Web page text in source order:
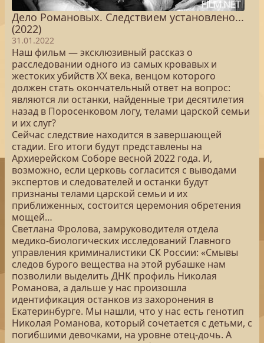
Дело Романовых. Следствием установлено...
(2022)
31.01.2022
Наш фильм — эксклюзивный рассказ о
расследовании одного из самых кровавых и
жестоких убийств XX века, венцом которого
должен стать окончательный ответ на вопрос:
являются ли останки, найденные три десятилетия
назад в Поросенковом логу, телами царской семьи
и их слуг?
Сейчас следствие находится в завершающей
стадии. Его итоги будут представлены на
Архиерейском Соборе весной 2022 года. И,
возможно, если церковь согласится с выводами
экспертов и следователей и останки будут
признаны телами царской семьи и их
приближенных, состоится церемония обретения
мощей…
Светлана Фролова, замруководителя отдела
медико-биологических исследований Главного
управления криминалистики СК России: «Смывы
следов бурого вещества на этой рубашке нам
позволили выделить ДНК профиль Николая
Романова, а дальше у нас произошла
идентификация останков из захоронения в
Екатеринбурге. Мы нашли, что у нас есть генотип
Николая Романова, который сочетается с детьми, с
погибшими девочками, на уровне отец-дочь. А